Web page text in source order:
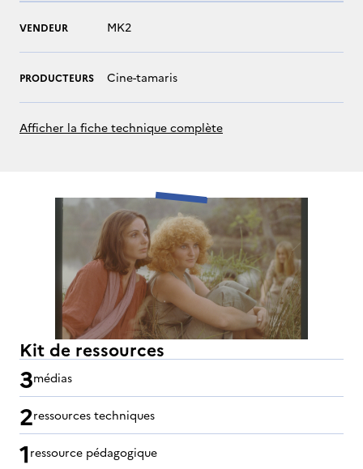
VENDEUR MK2
PRODUCTEURS Cine-tamaris
Afficher la fiche technique complète
Kit de ressources
3médias
2ressources techniques
1ressource pédagogique